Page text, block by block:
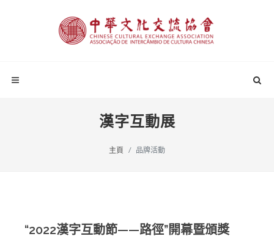
漢字互動展
主頁 品牌活動
“2022漢字互動節——路徑”開幕暨頒獎